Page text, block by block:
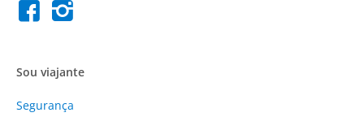
Sou viajante
Segurança